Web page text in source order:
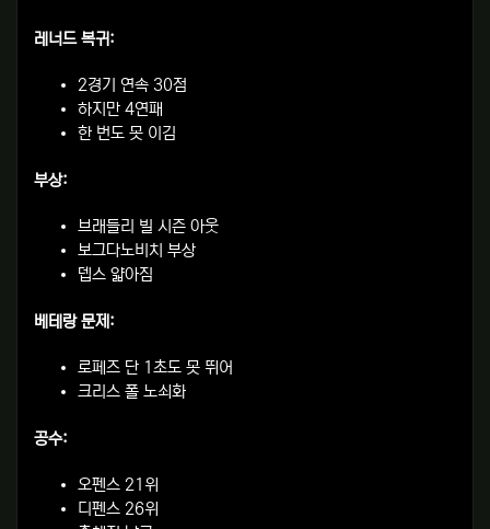
레너드 복귀:
2경기 연속 30점
하지만 4연패
한 번도 못 이김
부상:
브래들리 빌 시즌 아웃
보그다노비치 부상
뎁스 얇아짐
베테랑 문제:
로페즈 단 1초도 못 뛰어
크리스 폴 노쇠화
공수:
오펜스 21위
디펜스 26위